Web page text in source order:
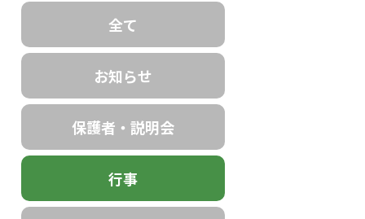
全て
お知らせ
保護者・説明会
行事